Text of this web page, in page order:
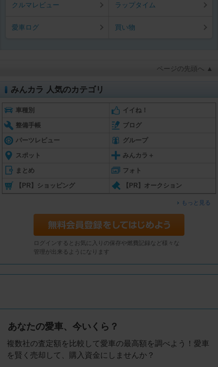
クルマレビュー ラップタイム
愛車ログ 買い物
ページの先頭へ ▲
みんカラ 人気のカテゴリ
車種別 イイね！
整備手帳 ブログ
パーツレビュー グループ
スポット みんカラ＋
まとめ フォト
【PR】ショッピング 【PR】オークション
もっと見る
ログインするとお気に入りの保存や燃費記録など様々な
管理が出来るようになります
あなたの愛車、今いくら？
複数社の査定額を比較して愛車の最高額を調べよう！愛車
を賢く売却して、購入資金にしませんか？